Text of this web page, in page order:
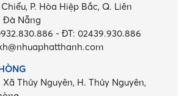
P. Hòa Hiệp Bắc, Q. Liên
Đà Nẵng
-ĐT: 02439.930.886
Xã Thủy Nguyên, H. Thủy Nguyên,